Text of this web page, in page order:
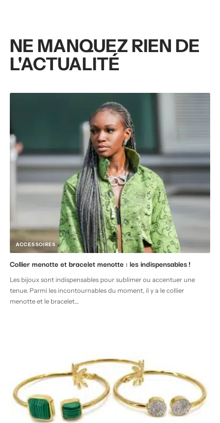
NE MANQUEZ RIEN DE
L'ACTUALITÉ
ACCESSOIRES
Collier menotte et bracelet menotte : les indispensables !
Les bijoux sont indispensables pour sublimer ou accentuer une
tenue. Parmi les incontournables du moment, il y a le collier
menotte et le bracelet…